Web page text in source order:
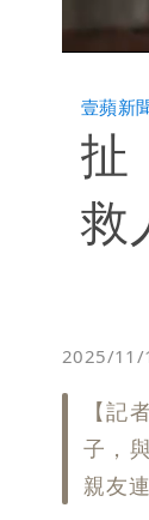
壹蘋新
扯
救
2025/11/
【記
子，
親友